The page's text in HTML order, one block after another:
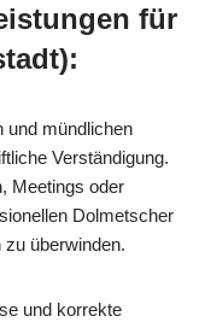
für
und mündlichen
Verständigung.
Meetings oder
Dolmetscher
überwinden.
und korrekte